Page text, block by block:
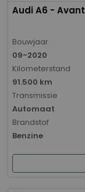
Audi A6 -
Bouwjaar
09-2020
Kilometerstand
91.500 km
Transmissie
Automaat
Brandstof
Benzine